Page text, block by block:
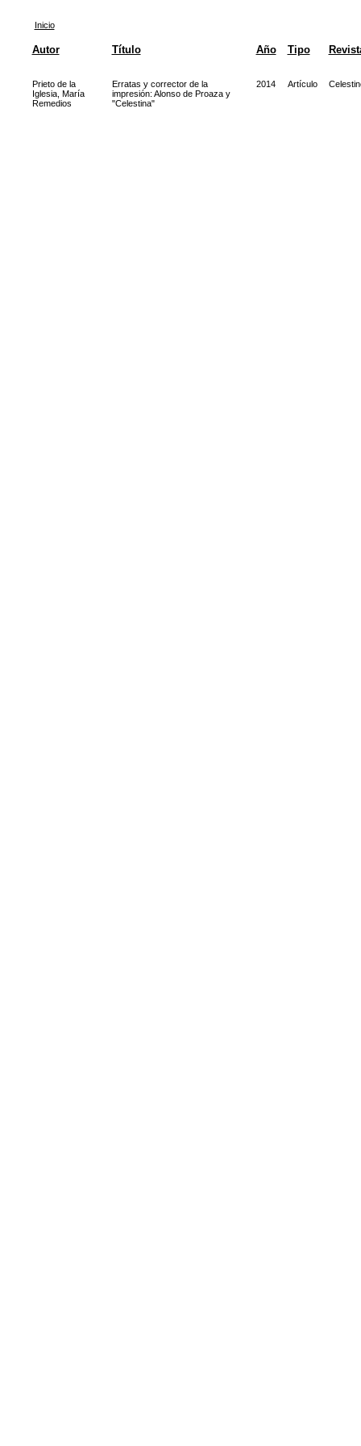
Inicio
Autor Título Año Tipo
Prieto de la
Iglesia, María
Remedios
Erratas y corrector de la
impresión: Alonso de Proaza y
"Celestina"
2014 Artículo